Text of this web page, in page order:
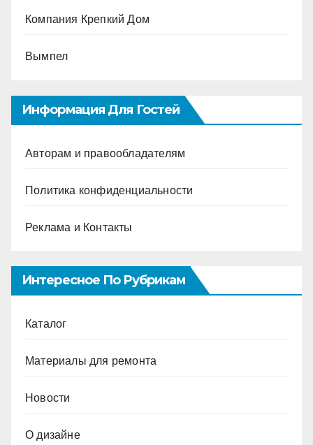
Компания Крепкий Дом
Вымпел
Информация Для Гостей
Авторам и правообладателям
Политика конфиденциальности
Реклама и Контакты
Интересное По Рубрикам
Каталог
Материалы для ремонта
Новости
О дизайне